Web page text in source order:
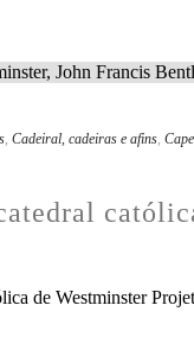
, Cadeiral, cadeiras e afins,
de Westminster